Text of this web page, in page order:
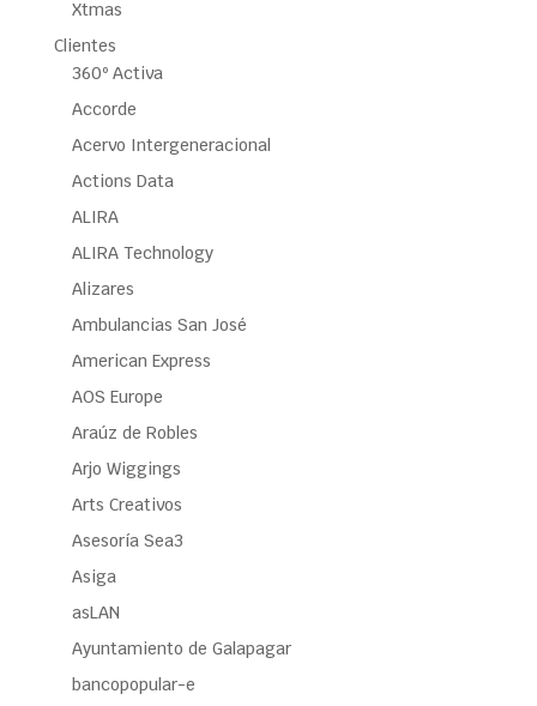
Xtmas
Clientes
360º Activa
Accorde
Acervo Intergeneracional
Actions Data
ALIRA
ALIRA Technology
Alizares
Ambulancias San José
American Express
AOS Europe
Araúz de Robles
Arjo Wiggings
Arts Creativos
Asesoría Sea3
Asiga
asLAN
Ayuntamiento de Galapagar
bancopopular-e